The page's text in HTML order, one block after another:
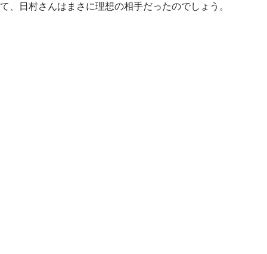
て、日村さんはまさに理想の相手だったのでしょう。